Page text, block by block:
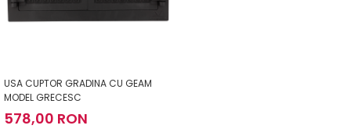
USA CUPTOR GRADINA CU GEAM
MODEL GRECESC
578,00 RON